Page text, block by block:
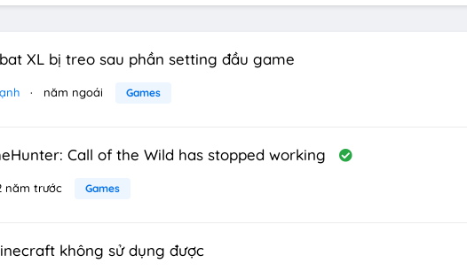
XL bị treo sau phần setting đầu game
năm ngoái Games
Call of the Wild has stopped working
năm trước Games
không sử dụng được